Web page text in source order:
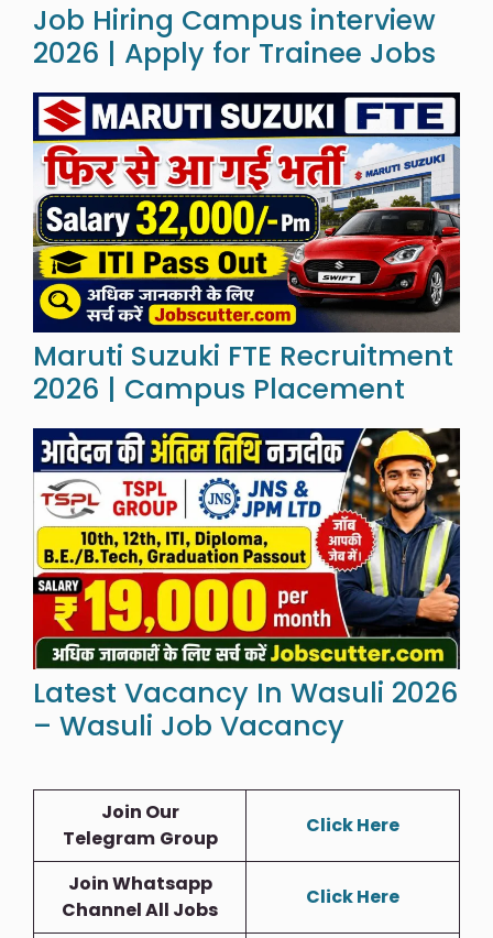
Job Hiring Campus interview
2026 | Apply for Trainee Jobs
Maruti Suzuki FTE Recruitment
2026 | Campus Placement
Latest Vacancy In Wasuli 2026
– Wasuli Job Vacancy
Join Our
Telegram Group
Click Here
Join Whatsapp
Channel All Jobs
Click Here